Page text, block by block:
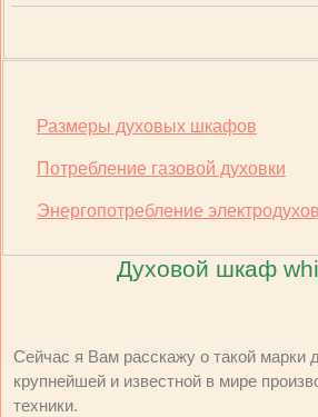
Размеры духовых шкафов
Потребление газовой духовки
Энергопотребление
Духовой шкаф
Сейчас я Вам расскажу о такой марки
крупнейшей и известной в мире
техники.